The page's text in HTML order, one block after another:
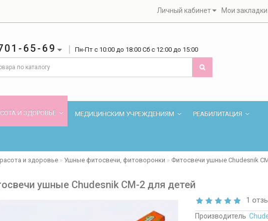
Личный кабинет Мои
65-69 Пн-Пт с 10:00 до 18:00 Сб с 12:00 до 15:00
И ЗДОРОВЬЕ МЕДИЦИНСКИМ УЧРЕЖДЕНИЯМ РЕАБИЛИТАЦИЯ
и здоровье Ушные фитосвечи, фитоворонки Фитосвечи ушные Chudesnik
ушные Chudesnik СМ-2 для детей
1
Производитель